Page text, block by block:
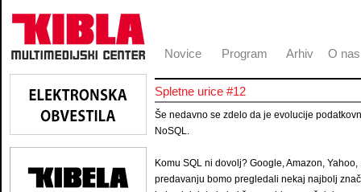
Novice Program Arhiv O nas
Spletne urice #12
Še nedavno se zdelo da je evolucije
NoSQL.
Komu SQL ni dovolj? Google, Amazon,
predavanju bomo pregledali nekaj najbolj